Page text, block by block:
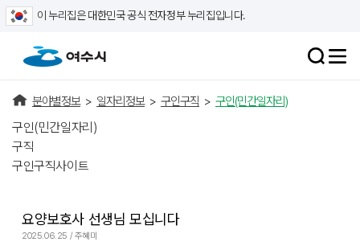
이 누리집은 대한민국 공식 전자정부 누리집입니다.
분야별정보 > 일자리정보 > 구인구직 > 구인(민간일자리)
구인(민간일자리)
구직
구인구직사이트
요양보호사 선생님 모십니다
2025.06.25 / 주혜미